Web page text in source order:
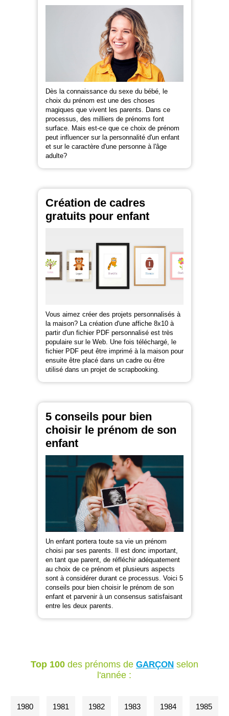
Dès la connaissance du sexe du bébé, le
choix du prénom est une des choses
magiques que vivent les parents. Dans ce
processus, des milliers de prénoms font
surface. Mais est-ce que ce choix de prénom
peut influencer sur la personnalité d'un enfant
et sur le caractère d'une personne à l'âge
adulte?
Création de cadres
gratuits pour enfant
Vous aimez créer des projets personnalisés à
la maison? La création d'une affiche 8x10 à
partir d'un fichier PDF personnalisé est très
populaire sur le Web. Une fois téléchargé, le
fichier PDF peut être imprimé à la maison pour
ensuite être placé dans un cadre ou être
utilisé dans un projet de scrapbooking.
5 conseils pour bien
choisir le prénom de son
enfant
Un enfant portera toute sa vie un prénom
choisi par ses parents. Il est donc important,
en tant que parent, de réfléchir adéquatement
au choix de ce prénom et plusieurs aspects
sont à considérer durant ce processus. Voici 5
conseils pour bien choisir le prénom de son
enfant et parvenir à un consensus satisfaisant
entre les deux parents.
Top 100des prénoms de GARÇONselon
l'année :
1980 1981 1982 1983 1984 1985